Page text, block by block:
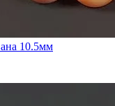
10.5мм